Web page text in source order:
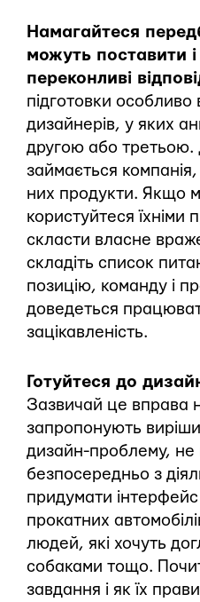
Намагайтеся
можуть поставити і
переконливі
підготовки
дизайнерів, у яких
другою або третьою.
займається компанія,
них продукти. Якщо
користуйтеся
скласти власне
складіть список
позицію, команду і
доведеться
зацікавленість.
Готуйтеся до
Зазвичай це вправа
запропонують
дизайн-проблему, не
безпосередньо з
придумати
прокатних
людей, які хочуть
собаками тощо.
завдання і як їх